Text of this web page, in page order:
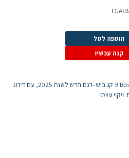
הוספה לסל
קנה עכשיו